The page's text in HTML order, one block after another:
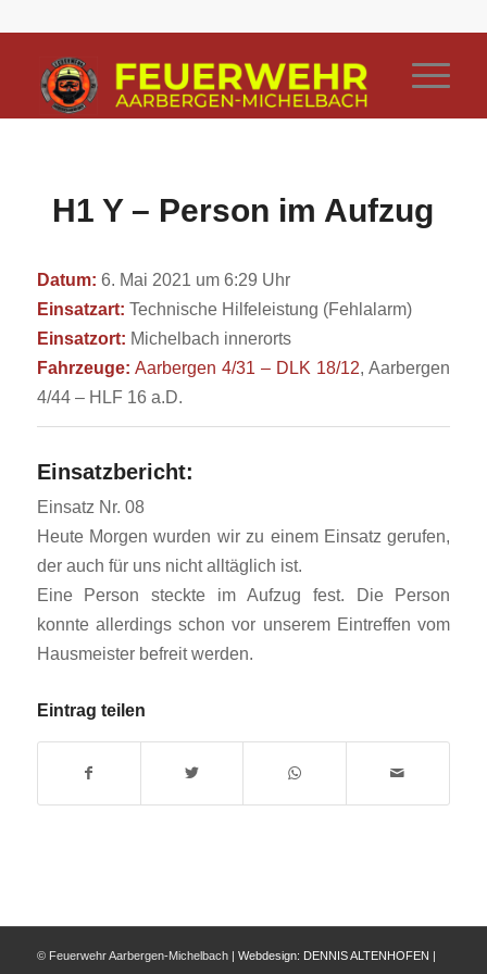
H1 Y – Person im Aufzug
Datum: 6. Mai 2021 um 6:29 Uhr
Einsatzart: Technische Hilfeleistung (Fehlalarm)
Einsatzort: Michelbach innerorts
Fahrzeuge: Aarbergen 4/31 – DLK 18/12, Aarbergen
4/44 – HLF 16 a.D.
Einsatzbericht:
Einsatz Nr. 08
Heute Morgen wurden wir zu einem Einsatz gerufen,
der auch für uns nicht alltäglich ist.
Eine Person steckte im Aufzug fest. Die Person
konnte allerdings schon vor unserem Eintreffen vom
Hausmeister befreit werden.
Eintrag teilen
© Feuerwehr Aarbergen-Michelbach | Webdesign: DENNIS ALTENHOFEN